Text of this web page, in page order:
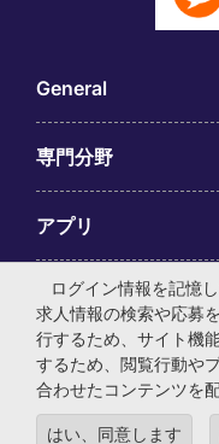
General
専門分野
アプリ
Employer Centre
© マイケル・ペイジ・
ログイン情報を記憶
求人情報の検索や応募
行するため、サイト機
するため、閲覧行動や
合わせたコンテンツを
はい、同意します